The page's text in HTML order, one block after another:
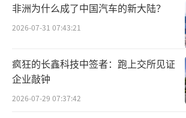
非洲为什么成了中国汽车的新大陆？
2026-07-31 07:43:21
疯狂的长鑫科技中签者：跑上交所见证
企业敲钟
2026-07-29 07:37:42